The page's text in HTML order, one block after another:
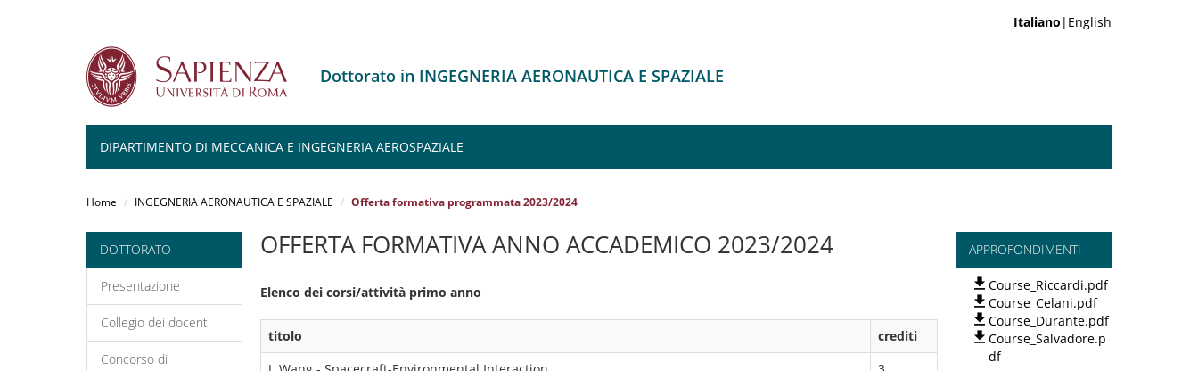
Italiano |English
Dottorato in INGEGNERIA AERONAUTICA E SPAZIALE
DIPARTIMENTO DI MECCANICA E INGEGNERIA AEROSPAZIALE
Home INGEGNERIA AERONAUTICA E SPAZIALE Offerta formativa programmata 2023/2024
DOTTORATO
Presentazione
Collegio dei docenti
Concorso di
OFFERTA FORMATIVA ANNO ACCADEMICO 2023/2024
Elenco dei corsi/attività primo anno
titolo
crediti
APPROFONDIMENTI
Course_Riccardi.pdf
Course_Celani.pdf
Course_Durante.pdf
Course_Salvadore.p
df